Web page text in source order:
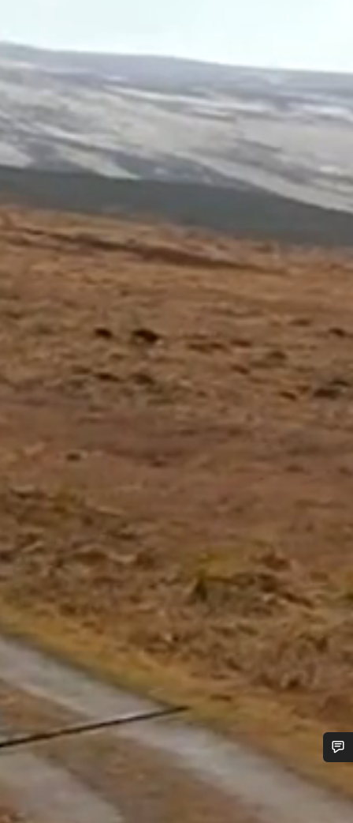
Besoin d’aide ?
Nos experts du service client vous attendent pour